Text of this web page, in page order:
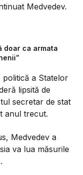
Medvedev.
doar ca armata
politică a Statelor
lipsită de
secretar de stat
anul trecut.
Medvedev a
va lua măsurile